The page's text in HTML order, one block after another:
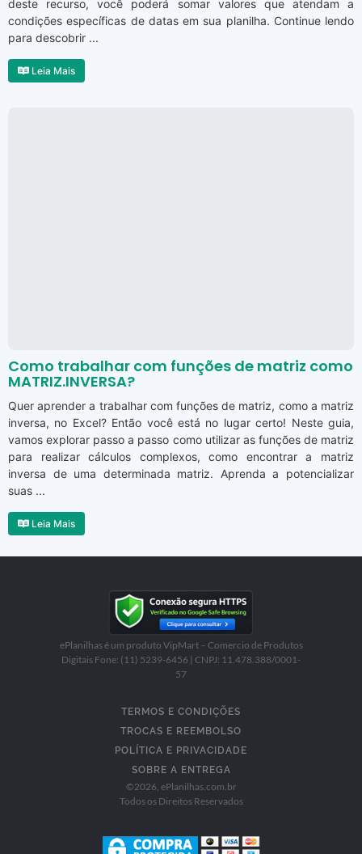
deste recurso, você poderá somar valores que atendam a
condições específicas de datas em sua planilha. Continue lendo
para descobrir ...
Leia Mais
Como trabalhar com funções de matriz como
MATRIZ.INVERSA?
Quer aprender a trabalhar com funções de matriz, como a matriz
inversa, no Excel? Então você está no lugar certo! Neste guia,
vamos explorar passo a passo como utilizar as funções de matriz
para realizar cálculos complexos, como encontrar a matriz
inversa de uma determinada matriz. Aprenda a potencializar
suas ...
Leia Mais
ePlanilhas é um produto VipMart – Comercio de Produtos
Digitais Fone: (11) 5239-6456 | CNPJ: 11.478.388/0001-
57
TERMOS E CONDIÇÕES
TROCAS E REEMBOLSO
POLÍTICA E PRIVACIDADE
SOBRE A ENTREGA
©2026 , ePlanilhas.com.br
Todos os Direitos Reservados